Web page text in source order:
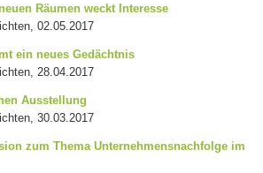
Räumen weckt Interesse
02.05.2017
ein neues Gedächtnis
28.04.2017
Ausstellung
30.03.2017
zum Thema Unternehmensnachfolge im